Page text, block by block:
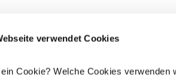
verwendet Cookies
Cookie? Welche Cookies verwenden